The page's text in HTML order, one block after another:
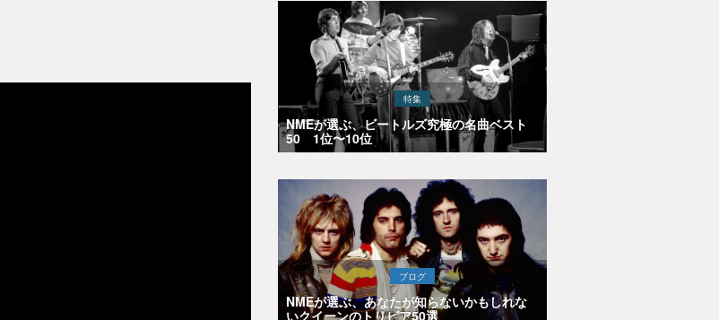
特集
NMEが選ぶ、ビートルズ究極の名曲ベスト
50 1位〜10位
ブログ
NMEが選ぶ、あなたが知らないかもしれな
いクイーンのトリビア50選